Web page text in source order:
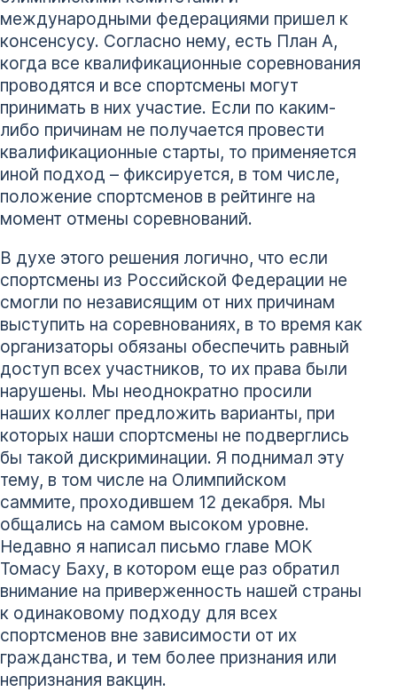
международными федерациями пришел к
консенсусу. Согласно нему, есть План А,
когда все квалификационные соревнования
проводятся и все спортсмены могут
принимать в них участие. Если по каким-
либо причинам не получается провести
квалификационные старты, то применяется
иной подход – фиксируется, в том числе,
положение спортсменов в рейтинге на
момент отмены соревнований.
В духе этого решения логично, что если
спортсмены из Российской Федерации не
смогли по независящим от них причинам
выступить на соревнованиях, в то время как
организаторы обязаны обеспечить равный
доступ всех участников, то их права были
нарушены. Мы неоднократно просили
наших коллег предложить варианты, при
которых наши спортсмены не подверглись
бы такой дискриминации. Я поднимал эту
тему, в том числе на Олимпийском
саммите, проходившем 12 декабря. Мы
общались на самом высоком уровне.
Недавно я написал письмо главе МОК
Томасу Баху, в котором еще раз обратил
внимание на приверженность нашей страны
к одинаковому подходу для всех
спортсменов вне зависимости от их
гражданства, и тем более признания или
непризнания вакцин.